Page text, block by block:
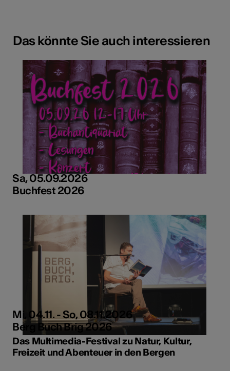
Das könnte Sie auch interessieren
Sa, 05.09.2026
Buchfest 2026
Mi, 04.11. - So, 08.11.2026
Berg Buch Brig 2026
Das Multimedia-Festival zu Natur, Kultur,
Freizeit und Abenteuer in den Bergen